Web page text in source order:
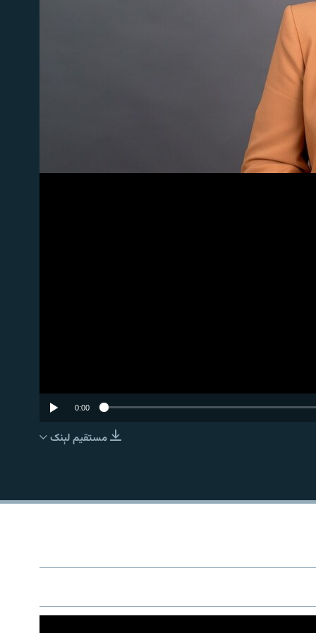
EMBED
0:00
مستقیم لېنک